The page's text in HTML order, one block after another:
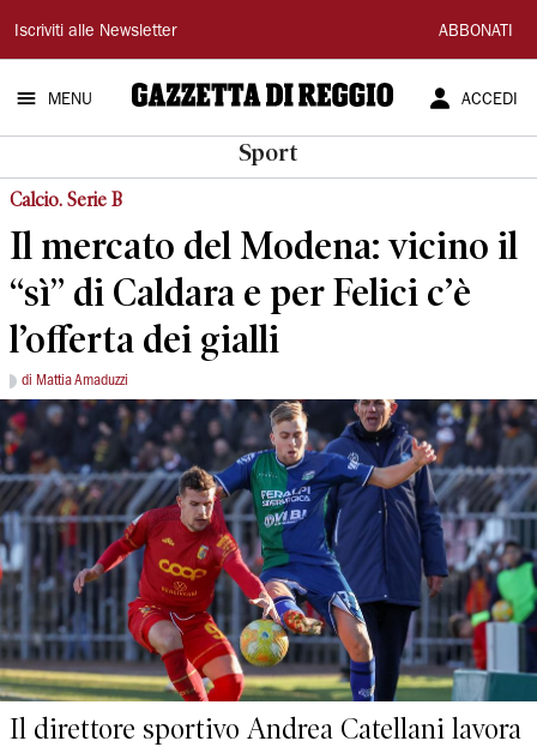
Gazzetta
di
Reggio
Iscriviti alle Newsletter ABBONATI
MENU ACCEDI
Sport
Calcio. Serie B
Il mercato del Modena: vicino il
“sì” di Caldara e per Felici c’è
l’offerta dei gialli
di Mattia Amaduzzi
Il direttore sportivo Andrea Catellani lavora